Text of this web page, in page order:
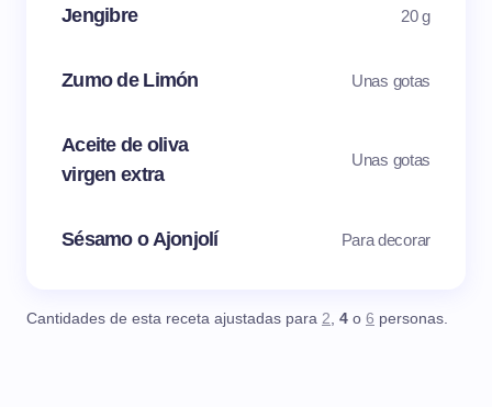
Jengibre 20 g
Zumo de Limón Unas gotas
Aceite de oliva
virgen extra
Unas gotas
Sésamo o Ajonjolí Para decorar
Cantidades de esta receta ajustadas para 2, 4 o 6 personas.